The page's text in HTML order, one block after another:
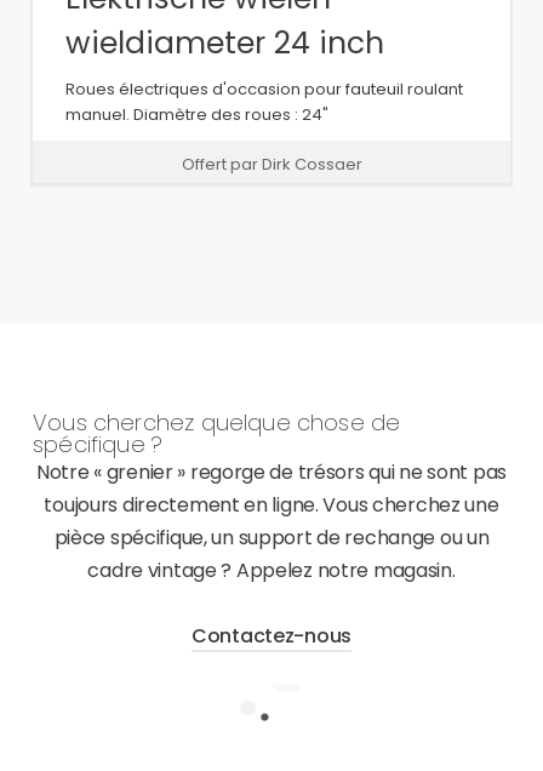
wieldiameter 24 inch
Roues électriques d'occasion pour fauteuil roulant
manuel. Diamètre des roues : 24"
Offert par Dirk Cossaer
Vous cherchez quelque chose de
spécifique ?
Notre « grenier » regorge de trésors qui ne sont pas
toujours directement en ligne. Vous cherchez une
pièce spécifique, un support de rechange ou un
cadre vintage ? Appelez notre magasin.
Contactez-nous